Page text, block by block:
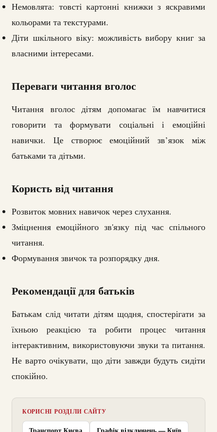
Немовлята: товсті картонні книжки з яскравими
кольорами та текстурами.
Діти шкільного віку: можливість вибору книг за
власними інтересами.
Переваги читання вголос
Читання вголос дітям допомагає їм навчитися
говорити та формувати соціальні і емоційні
навички. Це створює емоційний зв’язок між
батьками та дітьми.
Користь від читання
Розвиток мовних навичок через слухання.
Зміцнення емоційного зв'язку під час спільного
читання.
Формування звичок та розпорядку дня.
Рекомендації для батьків
Батькам слід читати дітям щодня, спостерігати за
їхньою реакцією та робити процес читання
інтерактивним, використовуючи звуки та питання.
Не варто очікувати, що діти завжди будуть сидіти
спокійно.
КОРИСНІ РОЗДІЛИ САЙТУ